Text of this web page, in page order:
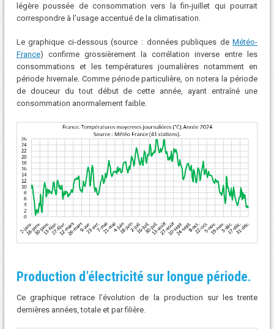
légère poussée de consommation vers la fin-juillet qui pourrait
correspondre à l’usage accentué de la climatisation.
Le graphique ci-dessous (source : données publiques deMétéo-
France) confirme grossièrement la corrélation inverse entre les
consommations et les températures journalières notamment en
période hivernale. Comme période particulière, on notera la période
de douceur du tout début de cette année, ayant entraîné une
consommation anormalement faible.
Production d’électricité sur longue période.
Ce graphique retrace l’évolution de la production sur les trente
dernières années, totale et par filière.